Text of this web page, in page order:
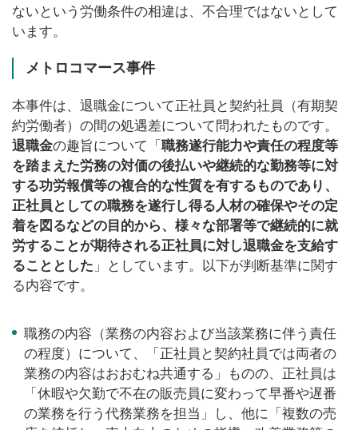
ないという労働条件の相違は、不合理ではないとして
います。
メトロコマース事件
本事件は、退職金について正社員と契約社員（有期契
約労働者）の間の処遇差について問われたものです。
退職金の趣旨について「 職務遂行能力や責任の程度等
を踏まえた労務の対価の後払いや継続的な勤務等に対
する功労報償等の複合的な性質を有するものであり、
正社員としての職務を遂行し得る人材の確保やその定
着を図るなどの目的から、様々な部署等で継続的に就
労することが期待される正社員に対し退職金を支給す
ることとした 」としています。以下が判断基準に関す
る内容です。
職務の内容（業務の内容および当該業務に伴う責任
の程度）について、「正社員と契約社員では両者の
業務の内容はおおむね共通する」ものの、正社員は
「休暇や欠勤で不在の販売員に変わって早番や遅番
の業務を行う代務業務を担当」し、他に「複数の売